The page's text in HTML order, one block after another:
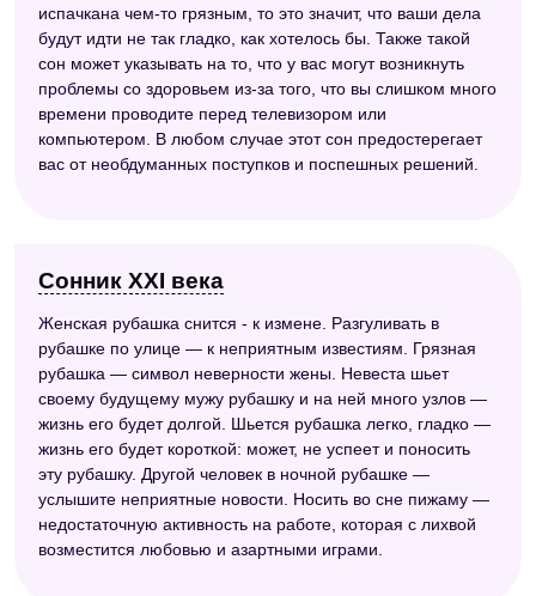
испачкана чем-то грязным, то это значит, что ваши дела
будут идти не так гладко, как хотелось бы. Также такой
сон может указывать на то, что у вас могут возникнуть
проблемы со здоровьем из-за того, что вы слишком много
времени проводите перед телевизором или
компьютером. В любом случае этот сон предостерегает
вас от необдуманных поступков и поспешных решений.
Сонник XXI века
Женская рубашка снится - к измене. Разгуливать в
рубашке по улице — к неприятным известиям. Грязная
рубашка — символ неверности жены. Невеста шьет
своему будущему мужу рубашку и на ней много узлов —
жизнь его будет долгой. Шьется рубашка легко, гладко —
жизнь его будет короткой: может, не успеет и поносить
эту рубашку. Другой человек в ночной рубашке —
услышите неприятные новости. Носить во сне пижаму —
недостаточную активность на работе, которая с лихвой
возместится любовью и азартными играми.